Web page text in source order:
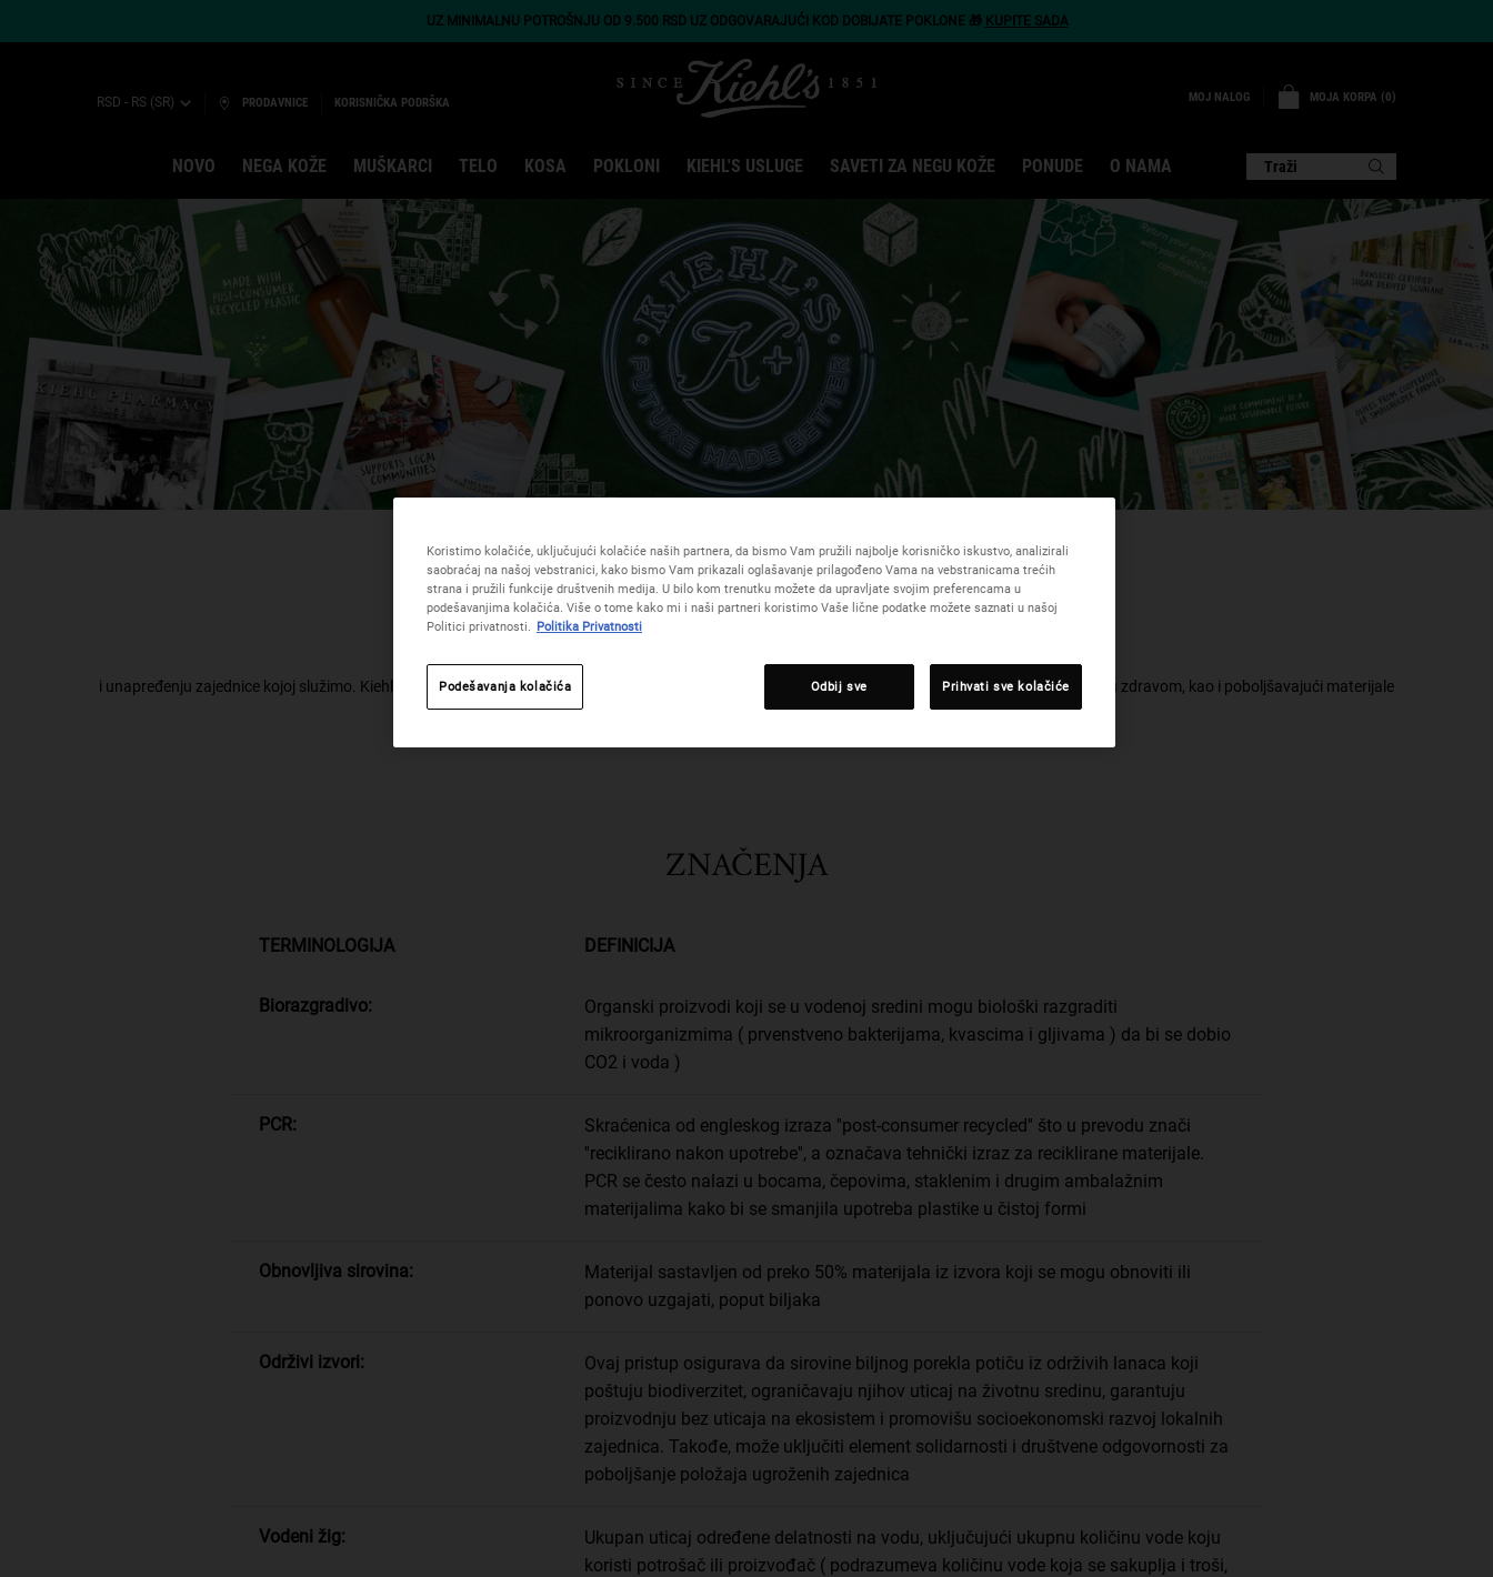
UZ MINIMALNU POTROŠNJU OD 9.500 RSD UZ ODGOVARAJUĆI KOD DOBIJATE POKLONE 🎁 KUPITE SADA
RSD - RS (SR) PRODAVNICE KORISNIČKA PODRŠKA MOJ NALOG MOJA KORPA 0
0 PROIZVOD
NOVO NEGA KOŽE MUŠKARCI TELO KOSA POKLONI KIEHL'S USLUGE SAVETI ZA NEGU KOŽE PONUDE O NAMA Traži
STVARANJE BOLJE BUDUĆNOSTI
Future Made Better
je naše putovanje ka smanjenju uticaja na životnu sredinu
i unapređenju zajednice kojoj služimo. Kiehl's odgovorno kreira svoje formule sa obnovljivim sastojcima i održivim pakovanjima kako bi održali planetu zdravom, kao i poboljšavajući materijale
koje koristimo u našim prodavnicama.
ZNAČENJA
TERMINOLOGIJA
Biorazgradivo:
DEFINICIJA
Organski proizvodi koji se u vodenoj sredini mogu biološki razgraditi
mikroorganizmima ( prvenstveno bakterijama, kvascima i gljivama ) da bi se dobio
CO2 i voda )
PCR:
Skraćenica od engleskog izraza ''post-consumer recycled'' što u prevodu znači
''reciklirano nakon upotrebe'', a označava tehnički izraz za reciklirane materijale.
PCR se često nalazi u bocama, čepovima, staklenim i drugim ambalažnim
materijalima kako bi se smanjila upotreba plastike u čistoj formi
Obnovljiva sirovina:
Materijal sastavljen od preko 50% materijala iz izvora koji se mogu obnoviti ili
ponovo uzgajati, poput biljaka
Održivi izvori:
Ovaj pristup osigurava da sirovine biljnog porekla potiču iz održivih lanaca koji
poštuju biodiverzitet, ograničavaju njihov uticaj na životnu sredinu, garantuju
proizvodnju bez uticaja na ekosistem i promovišu socioekonomski razvoj lokalnih
zajednica. Takođe, može uključiti element solidarnosti i društvene odgovornosti za
poboljšanje položaja ugroženih zajednica
Vodeni žig:
Ukupan uticaj određene delatnosti na vodu, uključujući ukupnu količinu vode koju
koristi potrošač ili proizvođač ( podrazumeva količinu vode koja se sakuplja i troši,
Koristimo kolačiće, uključujući kolačiće naših partnera, da bismo Vam pružili najbolje korisničko iskustvo, analizirali
saobraćaj na našoj vebstranici, kako bismo Vam prikazali oglašavanje prilagođeno Vama na vebstranicama trećih
strana i pružili funkcije društvenih medija. U bilo kom trenutku možete da upravljate svojim preferencama u
podešavanjima kolačića. Više o tome kako mi i naši partneri koristimo Vaše lične podatke možete saznati u našoj
Politici privatnosti. Politika Privatnosti
Odbij sve Prihvati sve kolačiće
Podešavanja kolačića